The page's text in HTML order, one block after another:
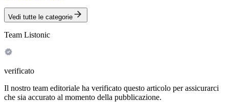
Vedi tutte le categorie
Team Listonic
verificato
Il nostro team editoriale ha verificato questo articolo per assicurarci
che sia accurato al momento della pubblicazione.